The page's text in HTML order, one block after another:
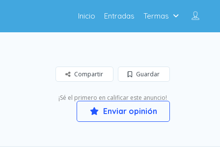
Inicio Entradas Termas
Guardar
Compartir
¡Sé el primero en calificar este anuncio!
Enviar opinión